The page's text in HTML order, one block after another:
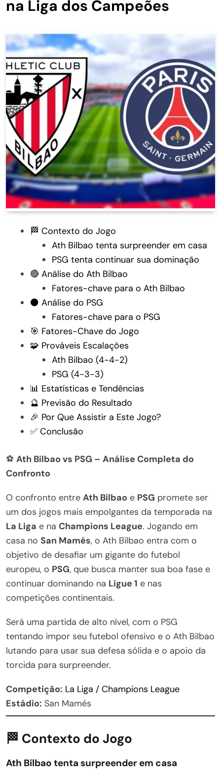
na Liga dos Campeões
🏁 Contexto do Jogo
Ath Bilbao tenta surpreender em casa
PSG tenta continuar sua dominação
🔴 Análise do Ath Bilbao
Fatores-chave para o Ath Bilbao
⚫ Análise do PSG
Fatores-chave para o PSG
🎯 Fatores-Chave do Jogo
🧩 Prováveis Escalações
Ath Bilbao (4-4-2)
PSG (4-3-3)
📊 Estatísticas e Tendências
🔮 Previsão do Resultado
🎉 Por Que Assistir a Este Jogo?
✅ Conclusão
⚽ Ath Bilbao vs PSG – Análise Completa do
Confronto
O confronto entre Ath Bilbao e PSG promete ser
um dos jogos mais empolgantes da temporada na
La Liga e na Champions League. Jogando em
casa no San Mamés, o Ath Bilbao entra com o
objetivo de desafiar um gigante do futebol
europeu, o PSG, que busca manter sua boa fase e
continuar dominando na Ligue 1 e nas
competições continentais.
Será uma partida de alto nível, com o PSG
tentando impor seu futebol ofensivo e o Ath Bilbao
lutando para usar sua defesa sólida e o apoio da
torcida para surpreender.
Competição: La Liga / Champions League
Estádio: San Mamés
🏁 Contexto do Jogo
Ath Bilbao tenta surpreender em casa